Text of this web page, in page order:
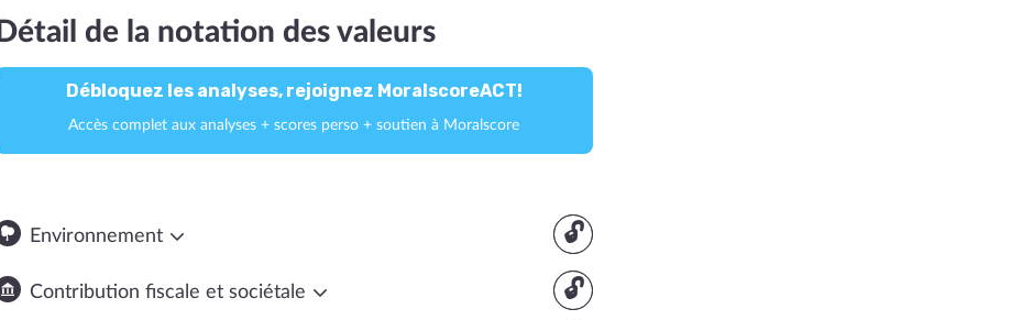
Détail de la notation des valeurs
Débloquez les analyses, rejoignez MoralscoreACT!
Accès complet aux analyses + scores perso + soutien à Moralscore
🔓
Environnement
🔓
Contribution fiscale et sociétale